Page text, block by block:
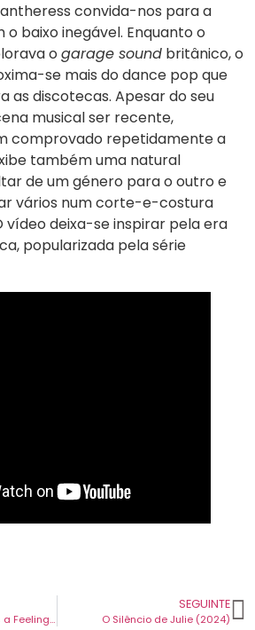
convida-nos para a
baixo inegável. Enquanto o
o garage sound britânico, o
se mais do dance pop que
as discotecas. Apesar do seu
musical ser recente,
comprovado repetidamente a
também uma natural
de um género para o outro e
vários num corte-e-costura
vídeo deixa-se inspirar pela era
popularizada pela série
Lucy Dacus – Forever is a Feeling (2025)
SEGUINTE
O Silêncio de Julie (2024)